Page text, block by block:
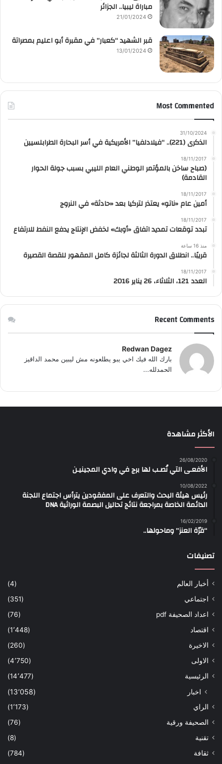
مباراة ليبيا.. الجزائر
21/01/2024
قبر الشهيد “كعبار” في مقبرة أبو اعليم بمصراتة
13/01/2024
Most Commented
31/10/2024
الذكرى (221).. “فيلادلفيا” الأمريكية في أسر البحارة الطرابلسيين
18/11/2017
(صباح ساخن بالمؤتمر الوطني العام الليبي بسبب جولة الحوار
القادمة)
18/11/2017
أمين عام «ناتو» يعتذر لتركيا بعد «حادثة» في النروج
18/11/2017
تبدد توقعات تمديد اتفاق «أوبك» لخفض الإنتاج يدفع النفط للارتفاع
منذ 16 ساعة
قريبًا.. انطلاق الدورة الثالثة لجائزة كامل المقهور للقصة القصيرة
18/11/2017
العدد 121، الثلاثاء، 26 يناير 2016
Recent Comments
Redwan Dagez
بارك الله فيك اخي يبو يطلعونه مش ليبين محمد الداقيز
الحمدلله...
الأكثر مشاهدة
26/08/2020
الأفعـى التي نُصـب لها برج في وادي المجينيـن
10/08/2022
رئيس هيئة البحث والتعرف على المفقودين يترأس اجتماع اللجنة
الدائمة الخاصة بمراجعة نتائج تحاليل البصمة الوراثية DNA
16/02/2019
“قرّة العنز” وماحولها..
تصنيفات
أخبار العالم
(4)
اجتماعي
(351)
اعداد الصحيفة pdf
(76)
اقتصاد
(1٬448)
الاخيرة
(260)
الاولى
(4٬750)
الرئيسية
(14٬477)
اخبار (13٬058)
الراي
(1٬173)
الصحيفة ورقية
(76)
تقنية
(8)
ثقافة
(784)